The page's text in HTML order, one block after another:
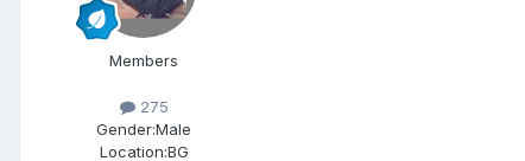
Members
275
Gender:Male
Location:BG